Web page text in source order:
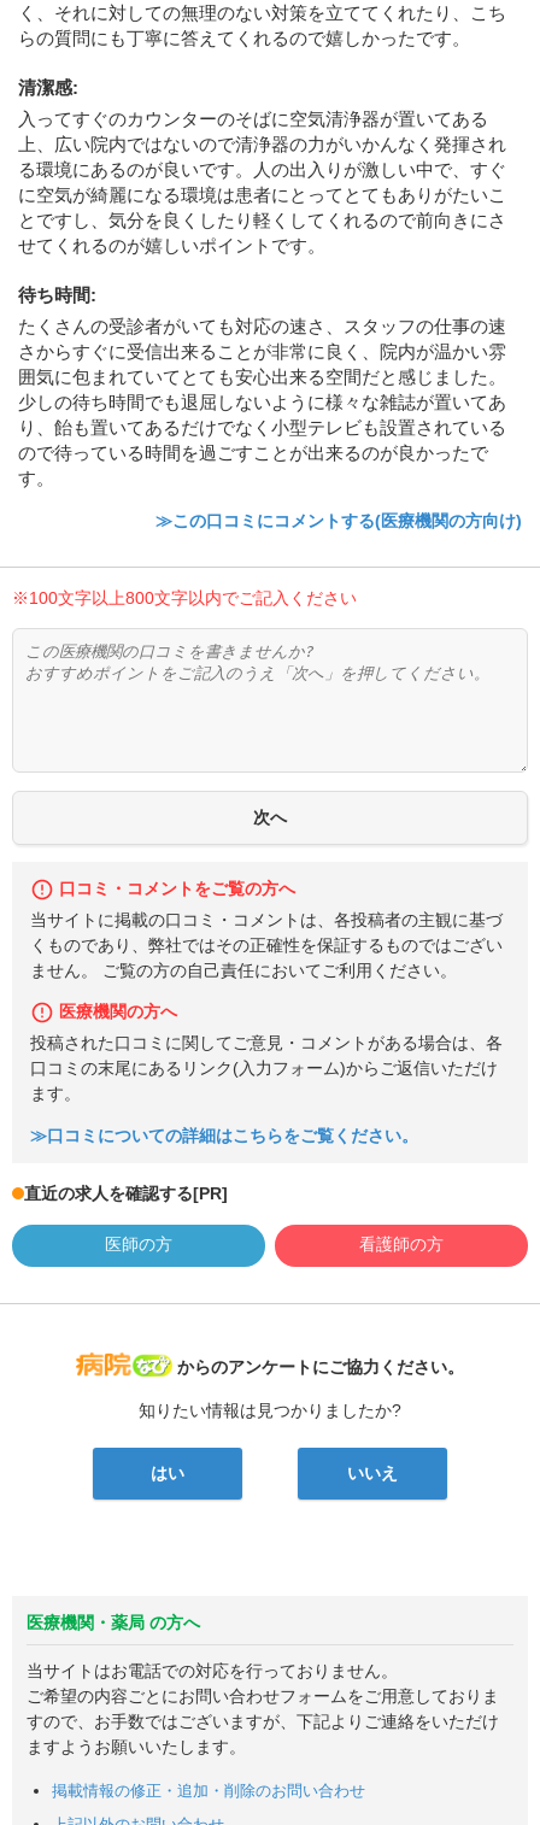
く、それに対しての無理のない対策を立ててくれたり、こち
らの質問にも丁寧に答えてくれるので嬉しかったです。
清潔感:
入ってすぐのカウンターのそばに空気清浄器が置いてある
上、広い院内ではないので清浄器の力がいかんなく発揮され
る環境にあるのが良いです。人の出入りが激しい中で、すぐ
に空気が綺麗になる環境は患者にとってとてもありがたいこ
とですし、気分を良くしたり軽くしてくれるので前向きにさ
せてくれるのが嬉しいポイントです。
待ち時間:
たくさんの受診者がいても対応の速さ、スタッフの仕事の速
さからすぐに受信出来ることが非常に良く、院内が温かい雰
囲気に包まれていてとても安心出来る空間だと感じました。
少しの待ち時間でも退屈しないように様々な雑誌が置いてあ
り、飴も置いてあるだけでなく小型テレビも設置されている
ので待っている時間を過ごすことが出来るのが良かったで
す。
≫この口コミにコメントする(医療機関の方向け)
※100文字以上800文字以内でご記入ください
口コミ・コメントをご覧の方へ
当サイトに掲載の口コミ・コメントは、各投稿者の主観に基づ
くものであり、弊社ではその正確性を保証するものではござい
ません。 ご覧の方の自己責任においてご利用ください。
医療機関の方へ
投稿された口コミに関してご意見・コメントがある場合は、各
口コミの末尾にあるリンク(入力フォーム)からご返信いただけ
ます。
≫口コミについての詳細はこちらをご覧ください。
直近の求人を確認する[PR]
医師の方 看護師の方
病院なび
からのアンケートにご協力ください。
知りたい情報は見つかりましたか?
はい いいえ
医療機関・薬局 の方へ
当サイトはお電話での対応を行っておりません。
ご希望の内容ごとにお問い合わせフォームをご用意しておりま
すので、お手数ではございますが、下記よりご連絡をいただけ
ますようお願いいたします。
掲載情報の修正・追加・削除のお問い合わせ